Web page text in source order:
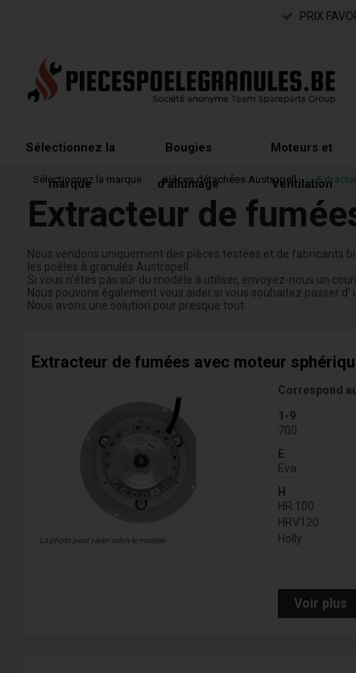
PRIX
Sélectionnez la
marque
Bougies
d'allumage
Moteurs et
Ventilation
Sélectionnez la marque pièces détachées Austropell »
Extracteur de
Nous vendons uniquement des pièces testées et de fabricants
les poêles à granulés Austropell.
Si vous n'êtes pas sûr du modèle à utiliser, envoyez-nous un
Nous pouvons également vous aider si vous souhaitez passer
Nous avons une solution pour presque tout.
Extracteur de fumées avec moteur
La photo peut varier selon le modèle
Correspond
1-9
700
E
Eva
H
HR 100
HRV120
Holly
Voir plus